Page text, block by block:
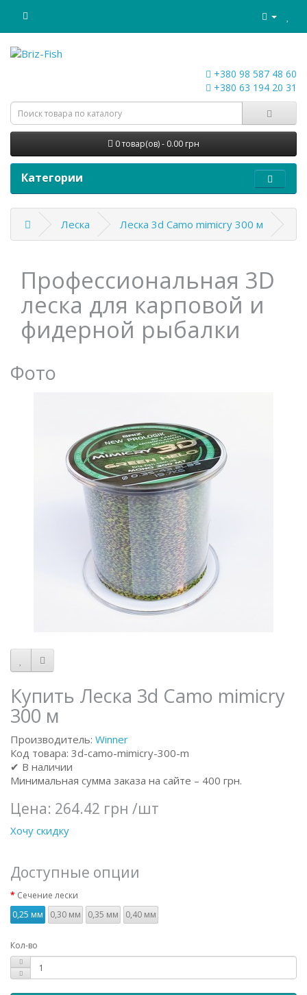
+380 98 587 48 60
+380 63 194 20 31
0 товар(ов) - 0.00 грн
Категории
Леска Леска 3d Camo mimicry 300 м
Профессиональная 3D
леска для карповой и
фидерной рыбалки
Фото
Купить Леска 3d Camo mimicry
300 м
Производитель: Winner
Код товара: 3d-camo-mimicry-300-m
✔ В наличии
Минимальная сумма заказа на сайте – 400 грн.
Цена: 264.42 грн /шт
Хочу скидку
Доступные опции
Сечение лески
0,25 мм
0,30 мм 0,35 мм 0,40 мм
Кол-во